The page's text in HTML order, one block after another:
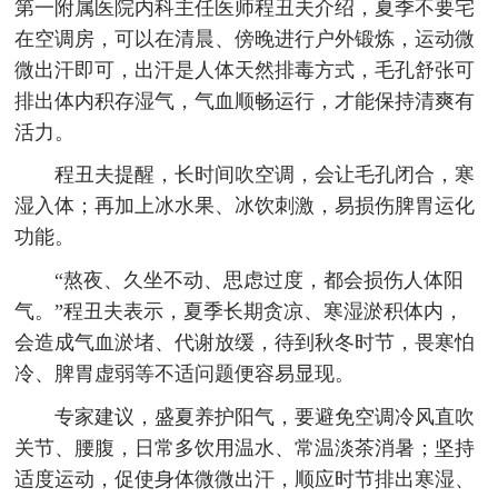
第一附属医院内科主任医师程丑夫介绍，夏季不要宅
在空调房，可以在清晨、傍晚进行户外锻炼，运动微
微出汗即可，出汗是人体天然排毒方式，毛孔舒张可
排出体内积存湿气，气血顺畅运行，才能保持清爽有
活力。
程丑夫提醒，长时间吹空调，会让毛孔闭合，寒
湿入体；再加上冰水果、冰饮刺激，易损伤脾胃运化
功能。
“熬夜、久坐不动、思虑过度，都会损伤人体阳
气。”程丑夫表示，夏季长期贪凉、寒湿淤积体内，
会造成气血淤堵、代谢放缓，待到秋冬时节，畏寒怕
冷、脾胃虚弱等不适问题便容易显现。
专家建议，盛夏养护阳气，要避免空调冷风直吹
关节、腰腹，日常多饮用温水、常温淡茶消暑；坚持
适度运动，促使身体微微出汗，顺应时节排出寒湿、